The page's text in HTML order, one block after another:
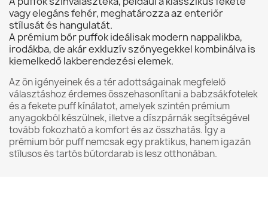
vagy elegáns fehér, meghatározza az enteriőr
stílusát és hangulatát.
A prémium bőr puffok ideálisak modern nappalikba,
irodákba, de akár exkluzív szőnyegekkel kombinálva is
kiemelkedő lakberendezési elemek.
Az ön igényeinek és a tér adottságainak megfelelő
választáshoz érdemes összehasonlítani a babzsákfotelek
és afekete puffkínálatot, amelyek szintén prémium
anyagokból készülnek, illetve adíszpárnáksegítségével
tovább fokozható a komfort és az összhatás. Így a
prémium bőr puff nemcsak egy praktikus, hanem igazán
stílusos és tartós bútordarab is lesz otthonában.